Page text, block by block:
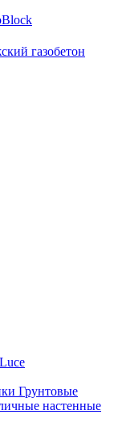
газобетон
Грунтовые
настенные